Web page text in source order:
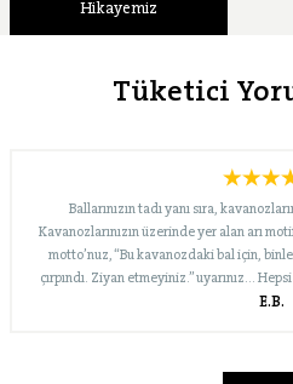
Hikayemiz
Tüketici
Ballarınızın tadı yanı sıra,
Kavanozlarınızın üzerinde yer alan arı
motto’nuz, “Bu kavanozdaki bal için,
çırpındı. Ziyan etmeyiniz.” uyarınız…
nitelikte. Bugün merak edip Internet’teE.B.